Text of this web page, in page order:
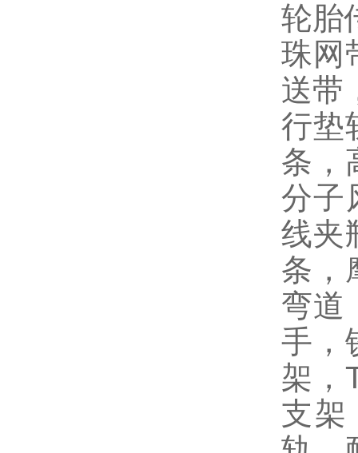
轮胎
珠网
送带
行垫
条，
分子
线夹
条，
弯道
手，
架，
支架